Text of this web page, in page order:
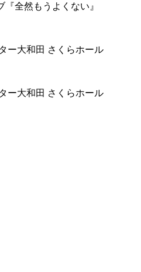
全然もうよくない』
ー大和田 さくらホール
ー大和田 さくらホール